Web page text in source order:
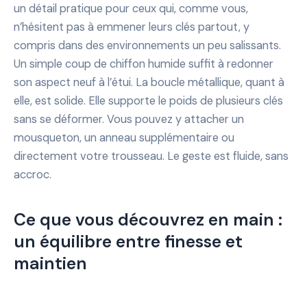
un détail pratique pour ceux qui, comme vous,
n’hésitent pas à emmener leurs clés partout, y
compris dans des environnements un peu salissants.
Un simple coup de chiffon humide suffit à redonner
son aspect neuf à l’étui. La boucle métallique, quant à
elle, est solide. Elle supporte le poids de plusieurs clés
sans se déformer. Vous pouvez y attacher un
mousqueton, un anneau supplémentaire ou
directement votre trousseau. Le geste est fluide, sans
accroc.
Ce que vous découvrez en main :
un équilibre entre finesse et
maintien